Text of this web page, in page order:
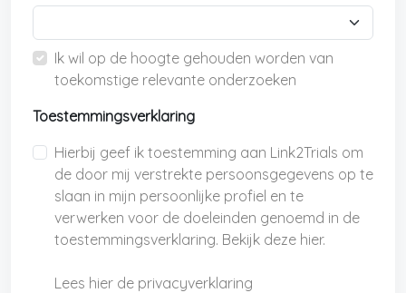
Ik wil op de hoogte gehouden worden van
toekomstige relevante onderzoeken
Toestemmingsverklaring
Hierbij geef ik toestemming aan Link2Trials om
de door mij verstrekte persoonsgegevens op te
slaan in mijn persoonlijke profiel en te
verwerken voor de doeleinden genoemd in de
toestemmingsverklaring. Bekijk deze hier.
Lees hier de privacyverklaring